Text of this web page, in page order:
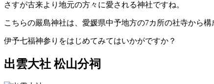
さすが古来より地元の方々に愛される神社ですね。
こちらの嚴島神社は、愛媛県中予地方の7カ所の社寺から
伊予七福神参りをはじめてみてはいかがですか？
出雲大社 松山分祠